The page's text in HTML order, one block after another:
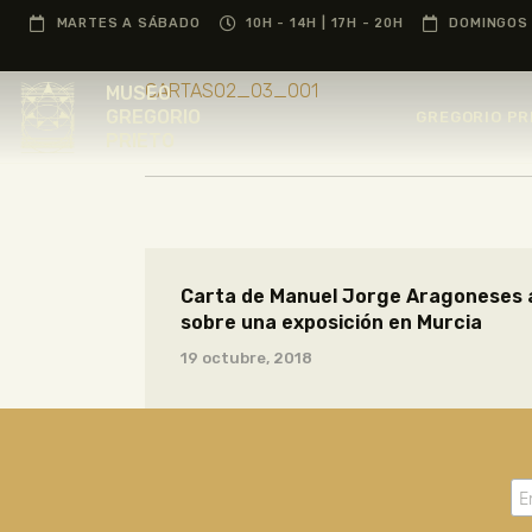
MARTES A SÁBADO 10H - 14H | 17H - 20H
MUSEOCARTAS02_03_001
Carta de Manuel Jorge Aragoneses
sobre una exposición en Murcia
19 octubre, 2018